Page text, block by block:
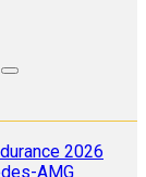
2026
AMG